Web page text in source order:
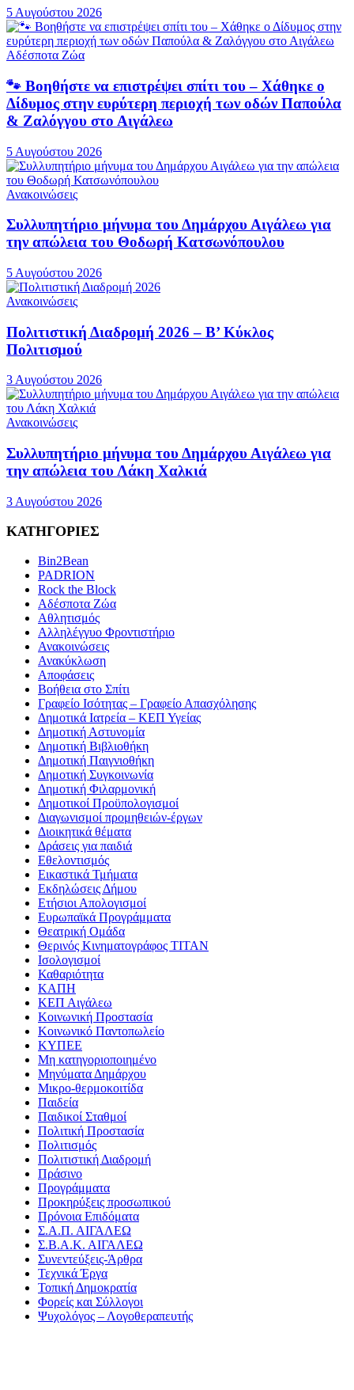
5 Αυγούστου 2026
Αδέσποτα Ζώα
🐾 Βοηθήστε να επιστρέψει σπίτι του – Χάθηκε ο
Δίδυμος στην ευρύτερη περιοχή των οδών Παπούλα
& Ζαλόγγου στο Αιγάλεω
5 Αυγούστου 2026
Ανακοινώσεις
Συλλυπητήριο μήνυμα του Δημάρχου Αιγάλεω για
την απώλεια του Θοδωρή Κατσωνόπουλου
5 Αυγούστου 2026
Ανακοινώσεις
Πολιτιστική Διαδρομή 2026 – Β’ Κύκλος
Πολιτισμού
3 Αυγούστου 2026
Ανακοινώσεις
Συλλυπητήριο μήνυμα του Δημάρχου Αιγάλεω για
την απώλεια του Λάκη Χαλκιά
3 Αυγούστου 2026
ΚΑΤΗΓΟΡΙΕΣ
Bin2Bean
PADRION
Rock the Block
Αδέσποτα Ζώα
Αθλητισμός
Αλληλέγγυο Φροντιστήριο
Ανακοινώσεις
Ανακύκλωση
Αποφάσεις
Βοήθεια στο Σπίτι
Γραφείο Ισότητας – Γραφείο Απασχόλησης
Δημοτικά Ιατρεία – ΚΕΠ Υγείας
Δημοτική Αστυνομία
Δημοτική Βιβλιοθήκη
Δημοτική Παιγνιοθήκη
Δημοτική Συγκοινωνία
Δημοτική Φιλαρμονική
Δημοτικοί Προϋπολογισμοί
Διαγωνισμοί προμηθειών-έργων
Διοικητικά θέματα
Δράσεις για παιδιά
Εθελοντισμός
Εικαστικά Τμήματα
Εκδηλώσεις Δήμου
Ετήσιοι Απολογισμοί
Ευρωπαϊκά Προγράμματα
Θεατρική Ομάδα
Θερινός Κινηματογράφος ΤΙΤΑΝ
Ισολογισμοί
Καθαριότητα
ΚΑΠΗ
ΚΕΠ Αιγάλεω
Κοινωνική Προστασία
Κοινωνικό Παντοπωλείο
ΚΥΠΕΕ
Μη κατηγοριοποιημένο
Μηνύματα Δημάρχου
Μικρο-θερμοκοιτίδα
Παιδεία
Παιδικοί Σταθμοί
Πολιτική Προστασία
Πολιτισμός
Πολιτιστική Διαδρομή
Πράσινο
Προγράμματα
Προκηρύξεις προσωπικού
Πρόνοια Επιδόματα
Σ.Α.Π. ΑΙΓΑΛΕΩ
Σ.Β.Α.Κ. ΑΙΓΑΛΕΩ
Συνεντεύξεις-Άρθρα
Τεχνικά Έργα
Τοπική Δημοκρατία
Φορείς και Σύλλογοι
Ψυχολόγος – Λογοθεραπευτής